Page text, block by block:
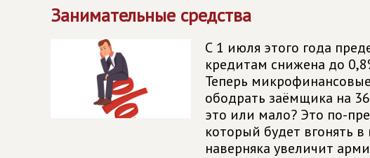
Занимательные средства
С 1 июля этого года
кредитам снижена до
Теперь
ободрать заёмщика на
это или мало? Это по-
который будет вгонять
наверняка увеличит